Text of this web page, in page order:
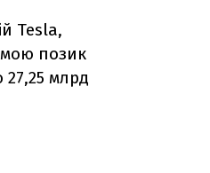
Tesla,
позик
27,25 млрд